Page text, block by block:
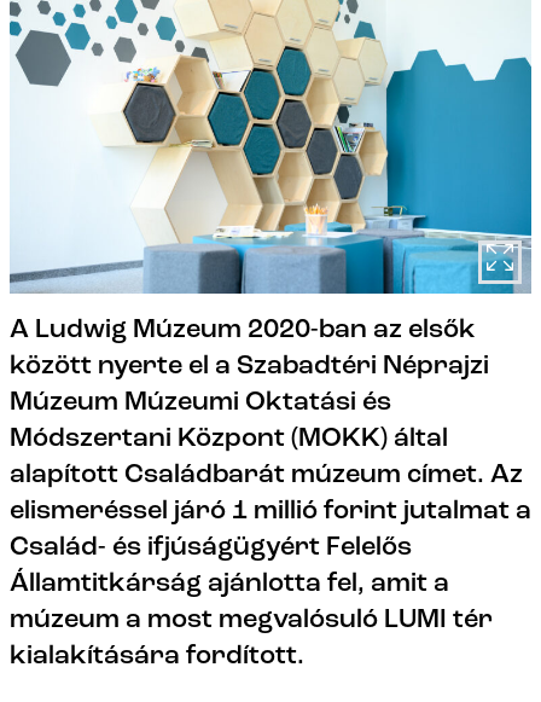
A Ludwig Múzeum 2020-ban az elsők
között nyerte el a Szabadtéri Néprajzi
Múzeum Múzeumi Oktatási és
Módszertani Központ (MOKK) által
alapított Családbarát múzeum címet. Az
elismeréssel járó 1 millió forint jutalmat a
Család- és ifjúságügyért Felelős
Államtitkárság ajánlotta fel, amit a
múzeum a most megvalósuló LUMI tér
kialakítására fordított.